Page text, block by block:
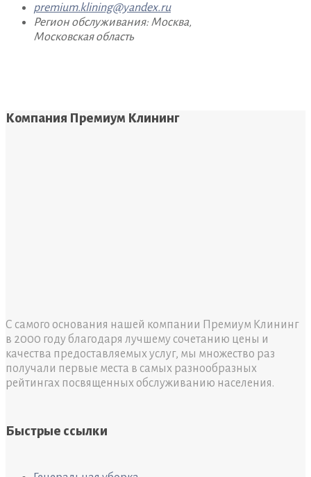
premium.klining@yandex.ru
Регион обслуживания: Москва,
Московская область
Компания Премиум Клининг
С самого основания нашей компании Премиум Клининг
в 2000 году благодаря лучшему сочетанию цены и
качества предоставляемых услуг, мы множество раз
получали первые места в самых разнообразных
рейтингах посвященных обслуживанию населения.
Быстрые ссылки